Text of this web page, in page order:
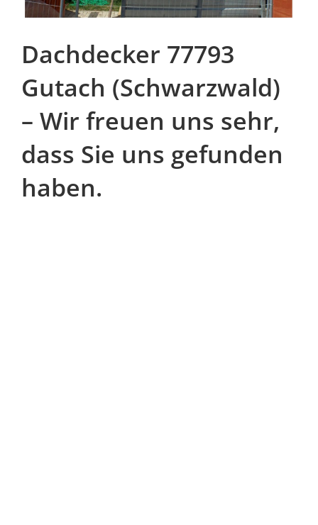
Dachdecker 77793
Gutach (Schwarzwald)
– Wir freuen uns sehr,
dass Sie uns gefunden
haben.